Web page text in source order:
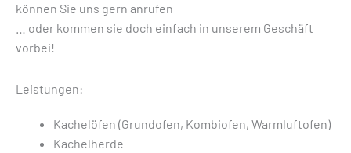
können Sie uns gern anrufen
… oder kommen sie doch einfach in unserem Geschäft
vorbei!
Leistungen:
Kachelöfen (Grundofen, Kombiofen, Warmluftofen)
Kachelherde